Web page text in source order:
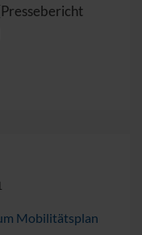
Mobilitätsplan